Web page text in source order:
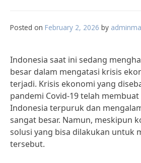
Posted on February 2, 2026 by
Indonesia saat ini sedang
besar dalam mengatasi krisis
terjadi. Krisis ekonomi yang
pandemi Covid-19 telah
Indonesia terpuruk dan
sangat besar. Namun, meskipun
solusi yang bisa dilakukan untuk
tersebut.